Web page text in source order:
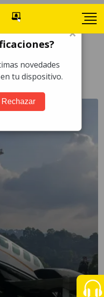
×
novedades
tu dispositivo.
Rechazar